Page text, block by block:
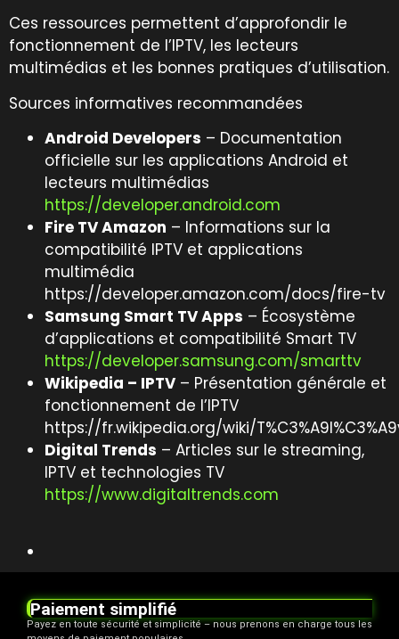
Ces ressources permettent d’approfondir le
fonctionnement de l’IPTV, les lecteurs
multimédias et les bonnes pratiques d’utilisation.
Sources informatives recommandées
Android Developers – Documentation
officielle sur les applications Android et
lecteurs multimédias
https://developer.android.com
Fire TV Amazon – Informations sur la
compatibilité IPTV et applications
multimédia
https://developer.amazon.com/docs/fire-tv
Samsung Smart TV Apps – Écosystème
d’applications et compatibilité Smart TV
https://developer.samsung.com/smarttv
Wikipedia – IPTV – Présentation générale et
fonctionnement de l’IPTV
https://fr.wikipedia.org/wiki/
Digital Trends – Articles sur le streaming,
IPTV et technologies TV
https://www.digitaltrends.com
Paiement simplifié
Payez en toute sécurité et simplicité – nous prenons en charge tous les